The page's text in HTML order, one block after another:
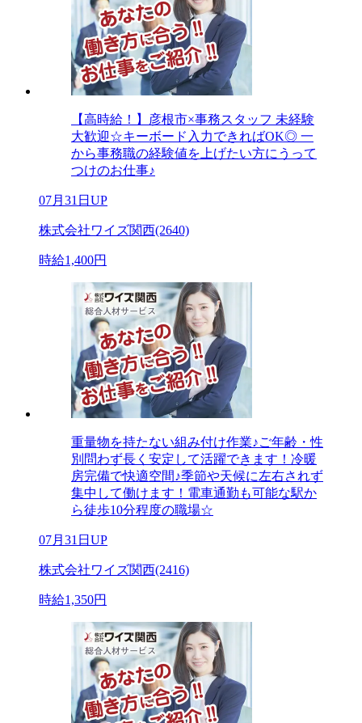
【高時給！】彦根市×事務スタッフ 未経験
大歓迎☆キーボード入力できればOK◎ 一
から事務職の経験値を上げたい方にうって
つけのお仕事♪
07月31日UP
株式会社ワイズ関西(2640)
時給1,400円
重量物を持たない組み付け作業♪ご年齢・性
別問わず長く安定して活躍できます！冷暖
房完備で快適空間♪季節や天候に左右されず
集中して働けます！電車通勤も可能な駅か
ら徒歩10分程度の職場☆
07月31日UP
株式会社ワイズ関西(2416)
時給1,350円